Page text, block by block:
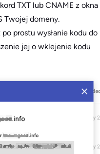
TXT lub CNAME z okna
Twojej domeny.
prostu wysłanie kodu do
jej o wklejenie kodu